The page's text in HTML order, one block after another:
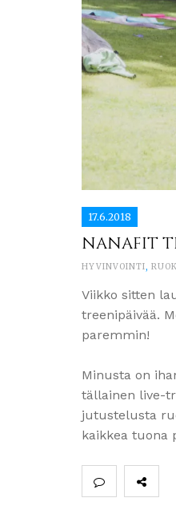
17.6.2018
NANAFIT
HYVINVOINTI,
Viikko sitten
treenipäivää.
paremmin!
Minusta on
tällainen live-
jutustelusta
kaikkea tuona